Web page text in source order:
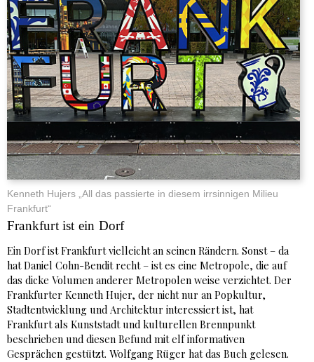
Kenneth Hujers „All das passierte in diesem irrsinnigen Milieu
Frankfurt“
Frankfurt ist ein Dorf
Ein Dorf ist Frankfurt vielleicht an seinen Rändern. Sonst – da
hat Daniel Cohn-Bendit recht – ist es eine Metropole, die auf
das dicke Volumen anderer Metropolen weise verzichtet. Der
Frankfurter Kenneth Hujer, der nicht nur an Popkultur,
Stadtentwicklung und Architektur interessiert ist, hat
Frankfurt als Kunststadt und kulturellen Brennpunkt
beschrieben und diesen Befund mit elf informativen
Gesprächen gestützt. Wolfgang Rüger hat das Buch gelesen.